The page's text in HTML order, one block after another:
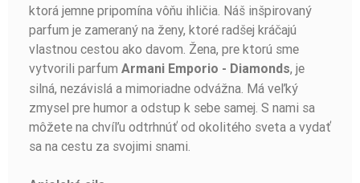
ktorá jemne pripomína vôňu ihličia. Náš inšpirovaný
parfum je zameraný na ženy, ktoré radšej kráčajú
vlastnou cestou ako davom. Žena, pre ktorú sme
vytvorili parfum Armani Emporio - Diamonds, je
silná, nezávislá a mimoriadne odvážna. Má veľký
zmysel pre humor a odstup k sebe samej. S nami sa
môžete na chvíľu odtrhnúť od okolitého sveta a vydať
sa na cestu za svojimi snami.